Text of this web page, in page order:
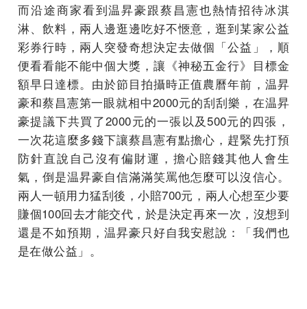
而沿途商家看到温昇豪跟蔡昌憲也熱情招待冰淇
淋、飲料，兩人邊逛邊吃好不愜意，逛到某家公益
彩券行時，兩人突發奇想決定去做個「公益」，順
便看看能不能中個大獎，讓《神秘五金行》目標金
額早日達標。由於節目拍攝時正值農曆年前，温昇
豪和蔡昌憲第一眼就相中2000元的刮刮樂，在温昇
豪提議下共買了2000元的一張以及500元的四張，
一次花這麼多錢下讓蔡昌憲有點擔心，趕緊先打預
防針直說自己沒有偏財運，擔心賠錢其他人會生
氣，倒是温昇豪自信滿滿笑罵他怎麼可以沒信心。
兩人一頓用力猛刮後，小賠700元，兩人心想至少要
賺個100回去才能交代，於是決定再來一次，沒想到
還是不如預期，温昇豪只好自我安慰說：「我們也
是在做公益」。